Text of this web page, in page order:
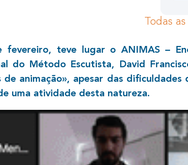
Todas
fevereiro, teve lugar o ANIMAS –
do Método Escutista, David
animação», apesar das
uma atividade desta natureza.